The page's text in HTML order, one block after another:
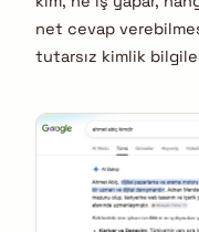
net cevap
tutarsız kimlik